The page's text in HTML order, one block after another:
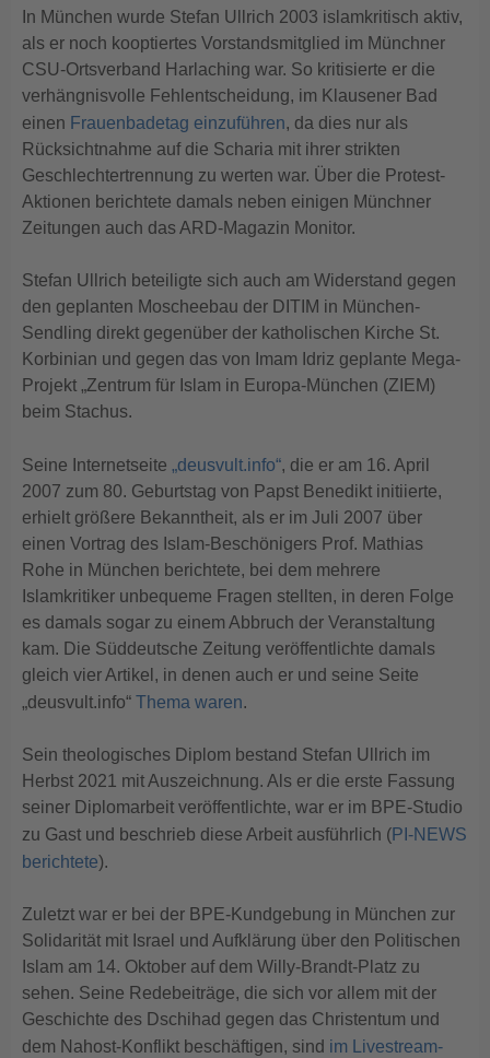
In München wurde Stefan Ullrich 2003 islamkritisch aktiv,
als er noch kooptiertes Vorstandsmitglied im Münchner
CSU-Ortsverband Harlaching war. So kritisierte er die
verhängnisvolle Fehlentscheidung, im Klausener Bad
einen Frauenbadetag einzuführen, da dies nur als
Rücksichtnahme auf die Scharia mit ihrer strikten
Geschlechtertrennung zu werten war. Über die Protest-
Aktionen berichtete damals neben einigen Münchner
Zeitungen auch das ARD-Magazin Monitor.
Stefan Ullrich beteiligte sich auch am Widerstand gegen
den geplanten Moscheebau der DITIM in München-
Sendling direkt gegenüber der katholischen Kirche St.
Korbinian und gegen das von Imam Idriz geplante Mega-
Projekt „Zentrum für Islam in Europa-München (ZIEM)
beim Stachus.
Seine Internetseite „deusvult.info“, die er am 16. April
2007 zum 80. Geburtstag von Papst Benedikt initiierte,
erhielt größere Bekanntheit, als er im Juli 2007 über
einen Vortrag des Islam-Beschönigers Prof. Mathias
Rohe in München berichtete, bei dem mehrere
Islamkritiker unbequeme Fragen stellten, in deren Folge
es damals sogar zu einem Abbruch der Veranstaltung
kam. Die Süddeutsche Zeitung veröffentlichte damals
gleich vier Artikel, in denen auch er und seine Seite
„deusvult.info“ Thema waren.
Sein theologisches Diplom bestand Stefan Ullrich im
Herbst 2021 mit Auszeichnung. Als er die erste Fassung
seiner Diplomarbeit veröffentlichte, war er im BPE-Studio
zu Gast und beschrieb diese Arbeit ausführlich (PI-NEWS
berichtete).
Zuletzt war er bei der BPE-Kundgebung in München zur
Solidarität mit Israel und Aufklärung über den Politischen
Islam am 14. Oktober auf dem Willy-Brandt-Platz zu
sehen. Seine Redebeiträge, die sich vor allem mit der
Geschichte des Dschihad gegen das Christentum und
dem Nahost-Konflikt beschäftigen, sind im Livestream-